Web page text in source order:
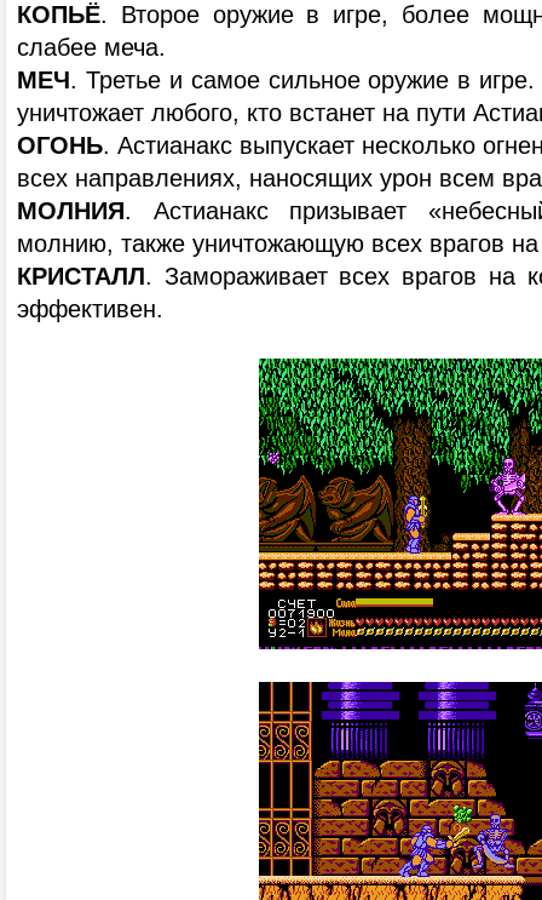
КОПЬЁ. Второе оружие в игре, более
слабее меча.
МЕЧ. Третье и самое сильное оружие в игре.
уничтожает любого, кто встанет на пути
ОГОНЬ. Астианакс выпускает несколько
всех направлениях, наносящих урон всем
МОЛНИЯ. Астианакс призывает
молнию, также уничтожающую всех врагов
КРИСТАЛЛ. Замораживает всех врагов на
эффективен.